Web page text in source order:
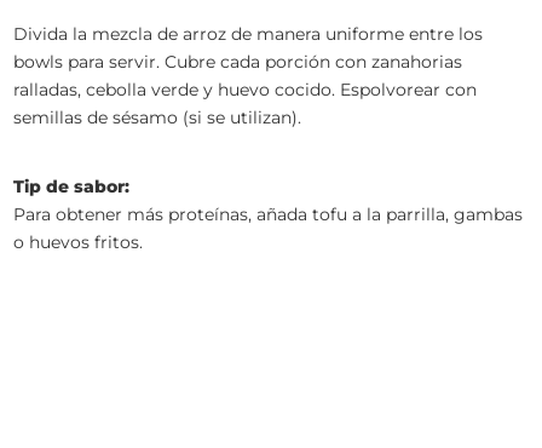
Divida la mezcla de arroz de manera uniforme entre los
bowls para servir. Cubre cada porción con zanahorias
ralladas, cebolla verde y huevo cocido. Espolvorear con
semillas de sésamo (si se utilizan).
Tip de sabor:
Para obtener más proteínas, añada tofu a la parrilla, gambas
o huevos fritos.